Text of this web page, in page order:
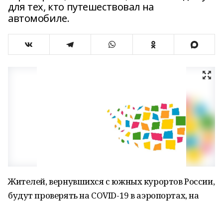
для тех, кто путешествовал на
автомобиле.
Жителей, вернувшихся с южных курортов России,
будут проверять на COVID-19 в аэропортах, на